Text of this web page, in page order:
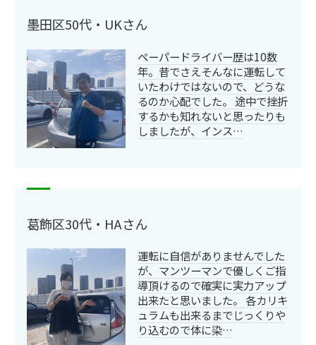
墨田区50代・UKさん
ペーパードライバー歴は10数
年。昔でさえそんなに運転して
いたわけではないので、どうな
るのか心配でした。 途中で挫折
するかも知れないと思ったりも
しましたが、インス…
葛飾区30代・HAさん
運転に自信がありませんでした
が、マンツーマンで優しくご指
導頂けるので確実に実力アップ
出来たと思いました。 各カリキ
ュラムも出来るまでじっくりや
り込むので体に染…